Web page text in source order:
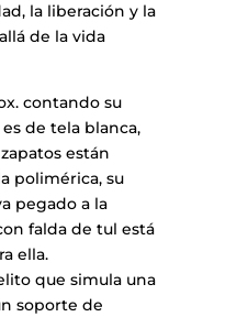
la liberación y la
de la vida
contando su
de tela blanca,
están
polimérica, su
pegado a la
falda de tul está
ella.
que simula una
soporte de